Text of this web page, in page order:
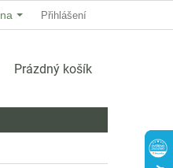
OBCHODNÍ PODMÍNKY
Přihlášení
NÁKUPNÍ
Prázdný košík